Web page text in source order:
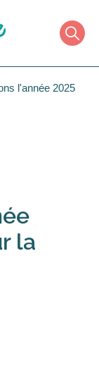
l'année 2025
la